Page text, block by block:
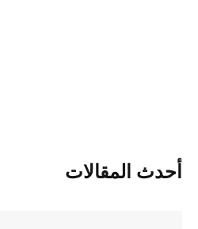
أحدث المقالات